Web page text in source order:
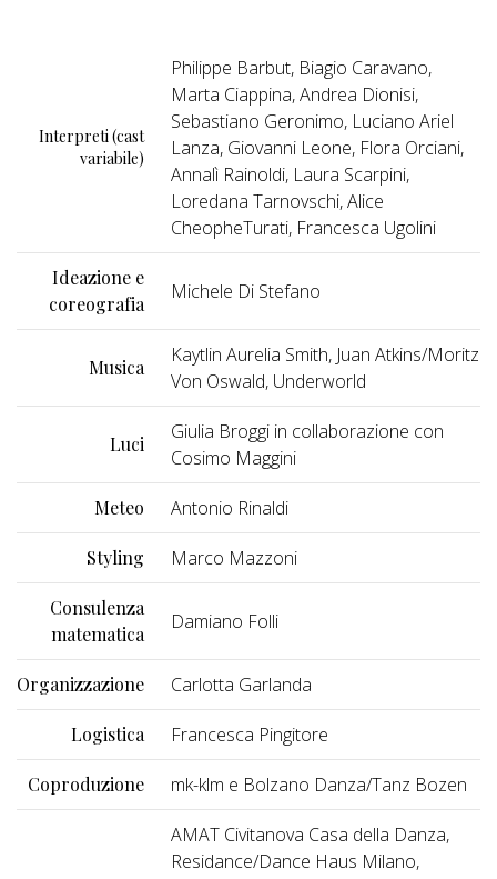
Interpreti (cast
variabile)
Philippe Barbut, Biagio Caravano,
Marta Ciappina, Andrea Dionisi,
Sebastiano Geronimo, Luciano Ariel
Lanza, Giovanni Leone, Flora Orciani,
Annalì Rainoldi, Laura Scarpini,
Loredana Tarnovschi, Alice
CheopheTurati, Francesca Ugolini
Ideazione e
coreografia
Michele Di Stefano
Musica
Kaytlin Aurelia Smith, Juan Atkins/Moritz
Von Oswald, Underworld
Luci
Giulia Broggi in collaborazione con
Cosimo Maggini
Meteo Antonio Rinaldi
Styling Marco Mazzoni
Consulenza
matematica
Damiano Folli
Organizzazione Carlotta Garlanda
Logistica Francesca Pingitore
Coproduzione mk-klm e Bolzano Danza/Tanz Bozen
AMAT Civitanova Casa della Danza,
Residance/Dance Haus Milano,